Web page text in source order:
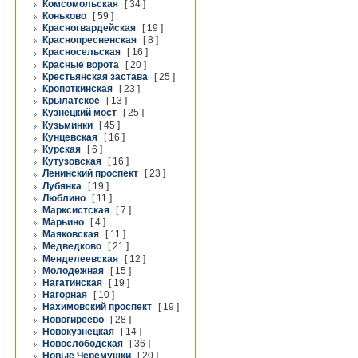
Комсомольская
[ 34 ]
Коньково
[ 59 ]
Красногвардейская
[ 19 ]
Краснопресненская
[ 8 ]
Красносельская
[ 16 ]
Красные ворота
[ 20 ]
Крестьянская застава
[ 25 ]
Кропоткинская
[ 23 ]
Крылатское
[ 13 ]
Кузнецкий мост
[ 25 ]
Кузьминки
[ 45 ]
Кунцевская
[ 16 ]
Курская
[ 6 ]
Кутузовская
[ 16 ]
Ленинский проспект
[ 23 ]
Лубянка
[ 19 ]
Люблино
[ 11 ]
Марксистская
[ 7 ]
Марьино
[ 4 ]
Маяковская
[ 11 ]
Медведково
[ 21 ]
Менделеевская
[ 12 ]
Молодежная
[ 15 ]
Нагатинская
[ 19 ]
Нагорная
[ 10 ]
Нахимовский проспект
[ 19 ]
Новогиреево
[ 28 ]
Новокузнецкая
[ 14 ]
Новослободская
[ 36 ]
Новые Черемушки
[ 20 ]